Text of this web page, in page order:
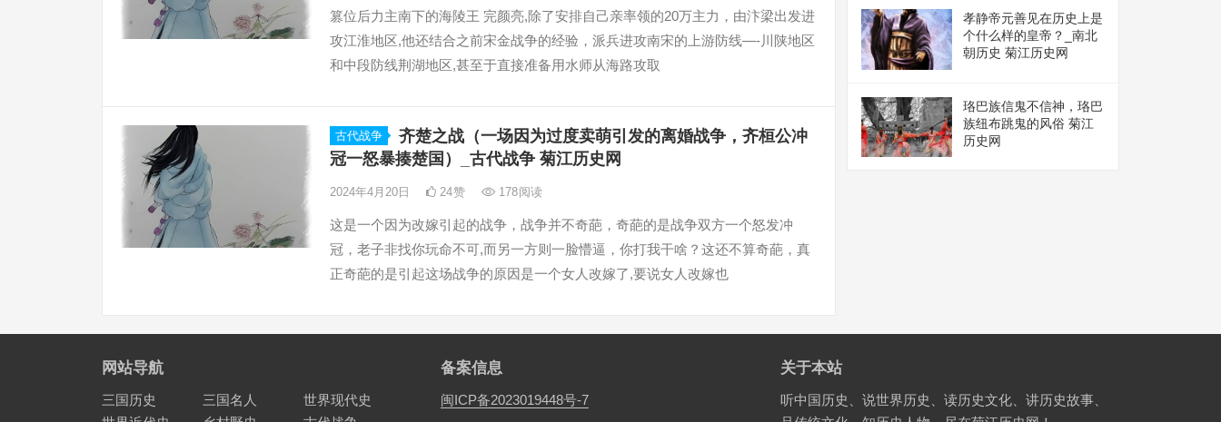
篡位后力主南下的海陵王 完颜亮,除了安排自己亲率领的20万主力，由汴梁出发进
攻江淮地区,他还结合之前宋金战争的经验，派兵进攻南宋的上游防线—-川陕地区
和中段防线荆湖地区,甚至于直接准备用水师从海路攻取
古代战争
齐楚之战（一场因为过度卖萌引发的离婚战争，齐桓公冲
冠一怒暴揍楚国）_古代战争 菊江历史网
2024年4月20日 24赞 178阅读
这是一个因为改嫁引起的战争，战争并不奇葩，奇葩的是战争双方一个怒发冲
冠，老子非找你玩命不可,而另一方则一脸懵逼，你打我干啥？这还不算奇葩，真
正奇葩的是引起这场战争的原因是一个女人改嫁了,要说女人改嫁也
孝静帝元善见在历史上是
个什么样的皇帝？_南北
朝历史 菊江历史网
珞巴族信鬼不信神，珞巴
族纽布跳鬼的风俗 菊江
历史网
网站导航
三国历史 三国名人
世界现代史
备案信息
闽ICP备2023019448号-7
关于本站
听中国历史、说世界历史、读历史文化、讲历史故事、